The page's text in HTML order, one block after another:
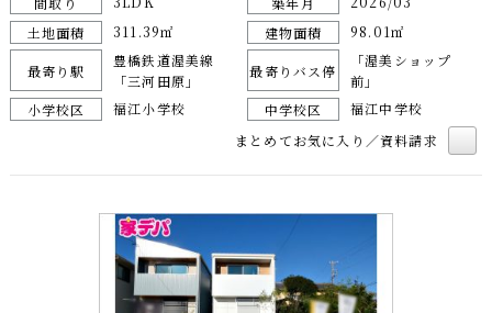
土地面積
311.39㎡ 建物面積 98.01㎡
最寄り駅
豊橋鉄道渥美線
「三河田原」
最寄りバス停
「渥美ショップ
前」
小学校区
福江小学校 中学校区
福江中学校
まとめてお気に入り／資料請求